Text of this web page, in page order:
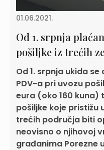
01.06.2021.
Od 1. srpnja
pošiljke iz trećih
Od 1. srpnja ukida
PDV-a pri uvozu
eura (oko 160 kuna)
pošiljke koje pristižu
trećih područja biti
neovisno o njihovoj
građanima Porezne